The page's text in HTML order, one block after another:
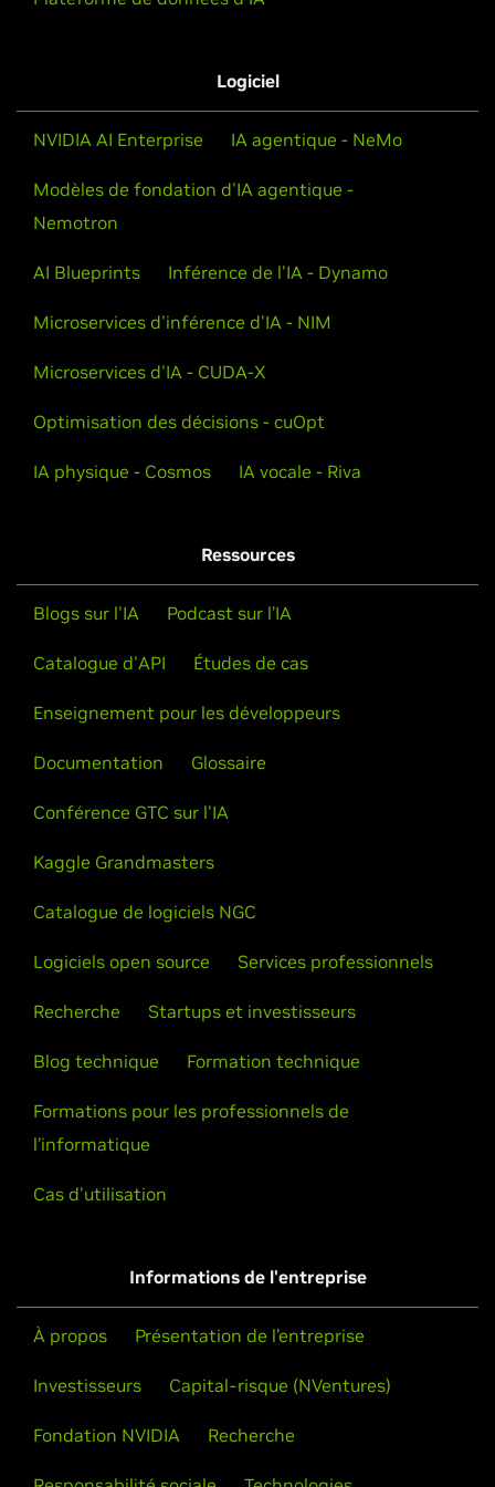
Logiciel
NVIDIA AI Enterprise IA agentique - NeMo
Modèles de fondation d'IA agentique -
Nemotron
AI Blueprints Inférence de l'IA - Dynamo
Microservices d'inférence d'IA - NIM
Microservices d'IA - CUDA-X
Optimisation des décisions - cuOpt
IA physique - Cosmos IA vocale - Riva
Ressources
Blogs sur l'IA Podcast sur l’IA
Catalogue d'API Études de cas
Enseignement pour les développeurs
Documentation Glossaire
Conférence GTC sur l'IA
Kaggle Grandmasters
Catalogue de logiciels NGC
Logiciels open source Services professionnels
Recherche Startups et investisseurs
Blog technique Formation technique
Formations pour les professionnels de
l’informatique
Cas d'utilisation
Informations de l'entreprise
À propos Présentation de l’entreprise
Investisseurs Capital-risque (NVentures)
Fondation NVIDIA Recherche